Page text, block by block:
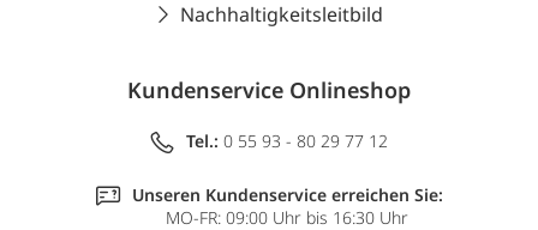
Nachhaltigkeitsleitbild
Kundenservice Onlineshop
Tel.: 0 55 93 - 80 29 77 12
Unseren Kundenservice erreichen Sie:
MO-FR: 09:00 Uhr bis 16:30 Uhr